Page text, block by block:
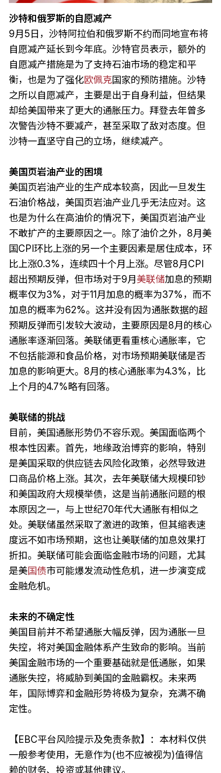
沙特和俄罗斯的自愿减产
9月5日，沙特阿拉伯和俄罗斯不约而同地宣布将
自愿减产延长到今年底。沙特官员表示，额外的
自愿减产措施是为了支持石油市场的稳定和平
衡，也是为了强化欧佩克国家的预防措施。沙特
之所以自愿减产，主要是出于自身利益，但结果
却给美国带来了更大的通胀压力。拜登去年曾多
次警告沙特不要减产，甚至采取了敌对态度。但
沙特一直坚守自己的立场，继续减产。
美国页岩油产业的困境
美国页岩油产业的生产成本较高，因此一旦发生
石油价格战，美国页岩油产业几乎无法应对。这
也是为什么在高油价的情况下，美国页岩油产业
不敢扩产的主要原因之一。除了油价之外，8月美
国CPI环比上涨的另一个主要因素是居住成本，环
比上涨0.3%，连续四十个月上涨。尽管8月CPI
超出预期反弹，但市场对于9月美联储加息的预期
概率仅为3%，对于11月加息的概率为37%，而不
加息的概率为62%。这并没有因为通胀数据的超
预期反弹而引发较大波动，主要原因是8月的核心
通胀率逐渐回落。美联储更看重核心通胀率，它
不包括能源和食品价格，对市场预期美联储是否
加息的影响更大。8月的核心通胀率为4.3%，比
上个月的4.7%略有回落。
美联储的挑战
目前，美国通胀形势仍不容乐观。美国面临两个
根本性因素。首先，地缘政治博弈的影响，特别
是美国采取的供应链去风险化政策，必然导致进
口商品价格上涨。其次，去年美联储大规模印钞
和美国政府大规模举债，这是当前通胀问题的根
本原因之一，与上世纪70年代大通胀有相似之
处。美联储虽然采取了激进的政策，但其缩表速
度远不如市场预期，这也让美联储的加息效果打
折扣。美联储可能会面临金融市场的问题，尤其
是美国债市可能爆发流动性危机，进一步演变成
金融危机。
未来的不确定性
美国目前并不希望通胀大幅反弹，因为通胀一旦
失控，将对美国金融体系产生致命的影响。当前
美国金融市场的一个重要基础就是低通胀，如果
通胀失控，将威胁到美国的金融霸权。未来两
年，国际博弈和金融形势将极为复杂，充满不确
定性。
【EBC平台风险提示及免责条款】：本材料仅供
一般参考使用，无意作为(也不应被视为)值得信
赖的财务、投资或其他建议。